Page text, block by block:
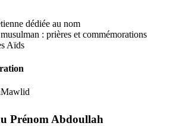
dédiée au nom
: prières et commémorations
Aïds
Mawlid
Prénom Abdoullah